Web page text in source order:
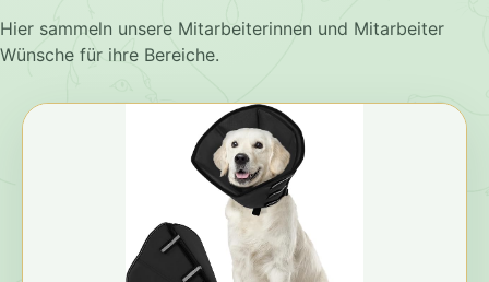
Hier sammeln unsere Mitarbeiterinnen und Mitarbeiter
Wünsche für ihre Bereiche.